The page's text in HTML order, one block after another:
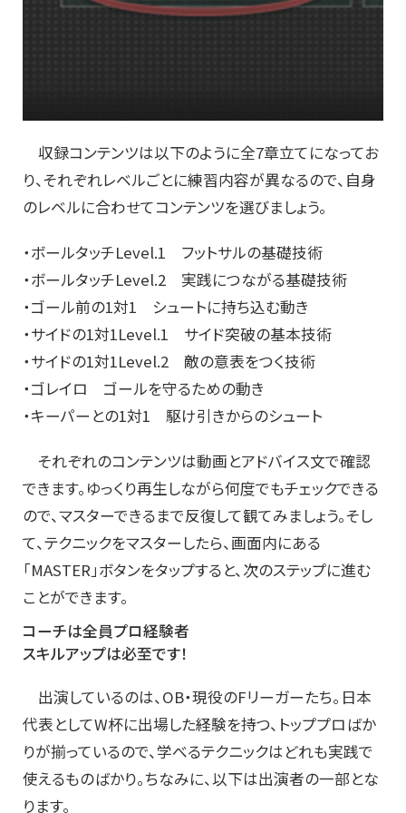
収録コンテンツは以下のように全7章立てになってお
り、それぞれレベルごとに練習内容が異なるので、自身
のレベルに合わせてコンテンツを選びましょう。
・ボールタッチLevel.1 フットサルの基礎技術
・ボールタッチLevel.2 実践につながる基礎技術
・ゴール前の1対1 シュートに持ち込む動き
・サイドの1対1Level.1 サイド突破の基本技術
・サイドの1対1Level.2 敵の意表をつく技術
・ゴレイロ ゴールを守るための動き
・キーパーとの1対1 駆け引きからのシュート
それぞれのコンテンツは動画とアドバイス文で確認
できます。ゆっくり再生しながら何度でもチェックできる
ので、マスターできるまで反復して観てみましょう。そし
て、テクニックをマスターしたら、画面内にある
「MASTER」ボタンをタップすると、次のステップに進む
ことができます。
コーチは全員プロ経験者
スキルアップは必至です！
出演しているのは、OB・現役のFリーガーたち。日本
代表としてW杯に出場した経験を持つ、トッププロばか
りが揃っているので、学べるテクニックはどれも実践で
使えるものばかり。ちなみに、以下は出演者の一部とな
ります。